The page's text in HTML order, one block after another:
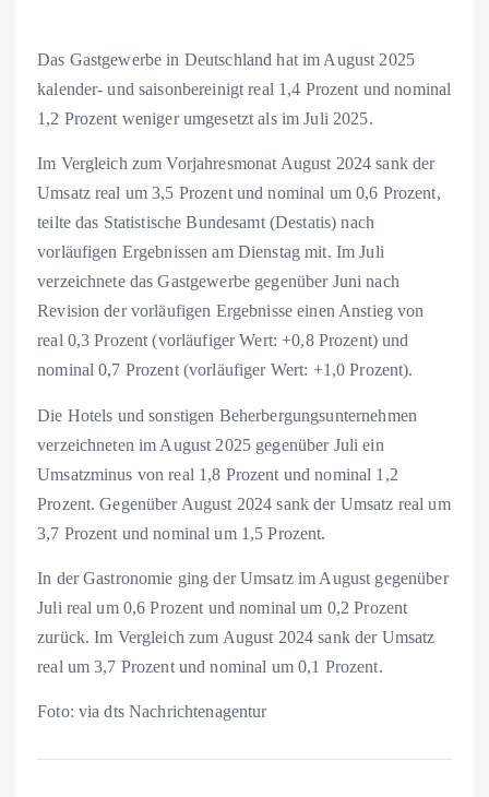
Das Gastgewerbe in Deutschland hat im August 2025
kalender- und saisonbereinigt real 1,4 Prozent und nominal
1,2 Prozent weniger umgesetzt als im Juli 2025.
Im Vergleich zum Vorjahresmonat August 2024 sank der
Umsatz real um 3,5 Prozent und nominal um 0,6 Prozent,
teilte das Statistische Bundesamt (Destatis) nach
vorläufigen Ergebnissen am Dienstag mit. Im Juli
verzeichnete das Gastgewerbe gegenüber Juni nach
Revision der vorläufigen Ergebnisse einen Anstieg von
real 0,3 Prozent (vorläufiger Wert: +0,8 Prozent) und
nominal 0,7 Prozent (vorläufiger Wert: +1,0 Prozent).
Die Hotels und sonstigen Beherbergungsunternehmen
verzeichneten im August 2025 gegenüber Juli ein
Umsatzminus von real 1,8 Prozent und nominal 1,2
Prozent. Gegenüber August 2024 sank der Umsatz real um
3,7 Prozent und nominal um 1,5 Prozent.
In der Gastronomie ging der Umsatz im August gegenüber
Juli real um 0,6 Prozent und nominal um 0,2 Prozent
zurück. Im Vergleich zum August 2024 sank der Umsatz
real um 3,7 Prozent und nominal um 0,1 Prozent.
Foto: via dts Nachrichtenagentur